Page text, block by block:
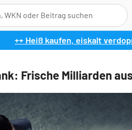
++ Heiß kaufen, eiskalt
Frische Milliarden